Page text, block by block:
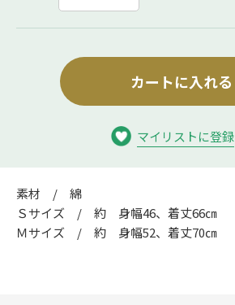
カートに入れる
マイリストに登録
素材 / 綿
Ｓサイズ / 約 身幅46、着丈66㎝
Ｍサイズ / 約 身幅52、着丈70㎝